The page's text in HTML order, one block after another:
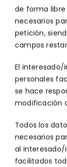
de forma
necesarios
petición,
campos
El interesado/
personales
se hace
modificación
Todos los
necesarios
al interesado/
facilitados